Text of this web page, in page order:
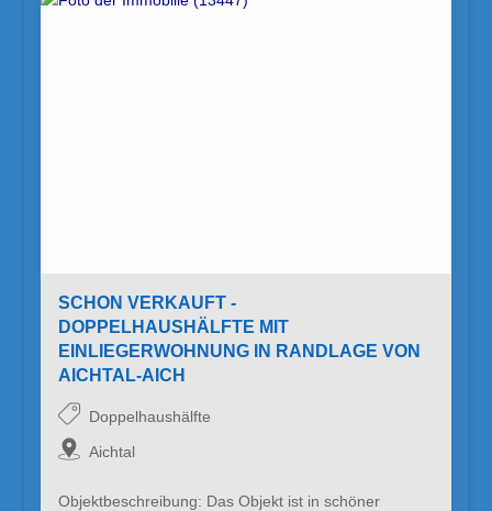
SCHON VERKAUFT -
DOPPELHAUSHÄLFTE MIT
EINLIEGERWOHNUNG IN RANDLAGE VON
AICHTAL-AICH
Doppelhaushälfte
Aichtal
Objektbeschreibung: Das Objekt ist in schöner